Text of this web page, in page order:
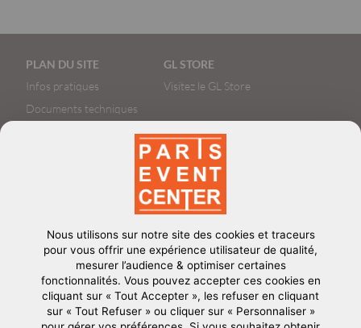
PLAN DU SITE
Infos pratiques
Documents techniques
GL STORE
Visitez le GL Store
Le terrain de jeu événementiel parisiencontact@parisevent-
center.com
CONTACT US
+33 (0)1 53 60 26 14
Nous utilisons sur notre site des cookies et traceurs
pour vous offrir une expérience utilisateur de qualité,
mesurer l’audience & optimiser certaines
fonctionnalités. Vous pouvez accepter ces cookies en
cliquant sur « Tout Accepter », les refuser en cliquant
sur « Tout Refuser » ou cliquer sur « Personnaliser »